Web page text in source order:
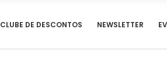
CLUBE DE DESCONTOS NEWSLETTER